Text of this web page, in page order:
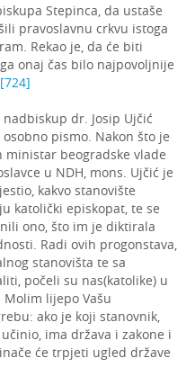
Stepinca, da ustaše
pravoslavnu crkvu istoga
Rekao je, da će biti
onaj čas bilo najpovoljnije
[724]
dr. Josip Ujčić
pismo. Nakon što je
beogradske vlade
u NDH, mons. Ujčić je
kakvo stanovište
katolički episkopat, te se
ono, što im je diktirala
Radi ovih progonstava,
stanovišta te sa
počeli su nas(katolike) u
lijepo Vašu
ako je koji stanovnik,
ima država i zakone i
će trpjeti ugled države